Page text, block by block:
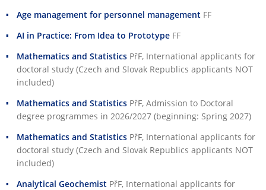
Age management for personnel management FF
AI in Practice: From Idea to Prototype FF
Mathematics and Statistics PřF, International applicants for
doctoral study (Czech and Slovak Republics applicants NOT
included)
Mathematics and Statistics PřF, Admission to Doctoral
degree programmes in 2026/2027 (beginning: Spring 2027)
Mathematics and Statistics PřF, International applicants for
doctoral study (Czech and Slovak Republics applicants NOT
included)
Analytical Geochemist PřF, International applicants for